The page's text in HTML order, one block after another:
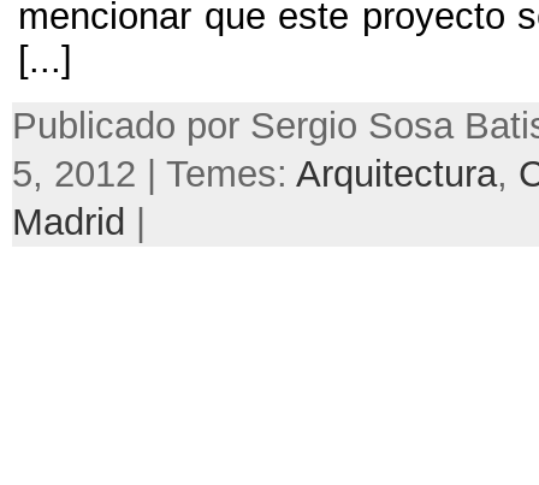
mencionar que este proyecto
[...]
Publicado por Sergio Sosa
5, 2012 | Temes: Arquitectura,
Madrid